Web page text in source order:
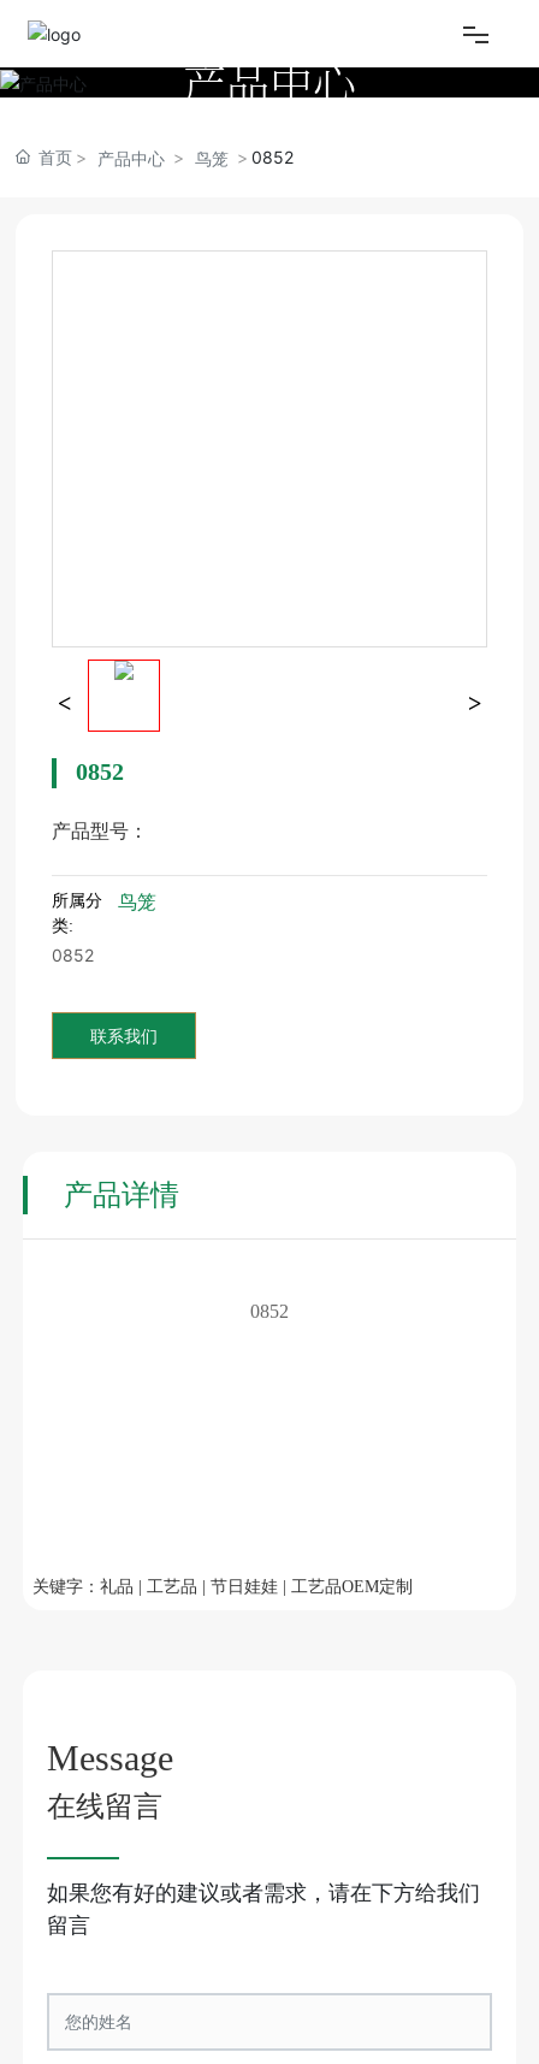
网站首页
产品中心
产品中心
首页 产品中心 鸟笼 0852
0852
产品型号：
所属分
类:
鸟笼
0852
联系我们
产品详情
0852
关键字：礼品 | 工艺品 | 节日娃娃 | 工艺品OEM定制
Message
在线留言
如果您有好的建议或者需求，请在下方给我们
留言